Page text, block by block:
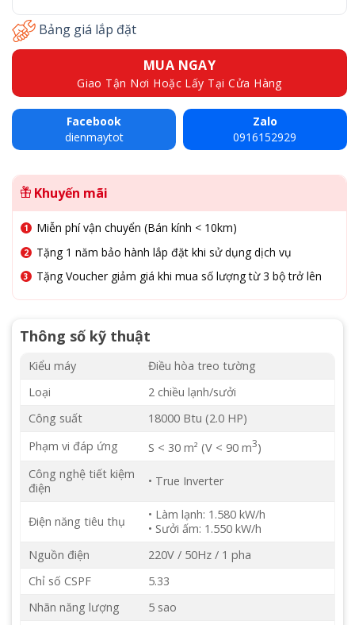
Bảng giá lắp đặt
MUA NGAY
Giao Tận Nơi Hoặc Lấy Tại Cửa Hàng
Facebook
dienmaytot
Zalo
0916152929
Khuyến mãi
Miễn phí vận chuyển (Bán kính < 10km)
Tặng 1 năm bảo hành lắp đặt khi sử dụng dịch vụ
Tặng Voucher giảm giá khi mua số lượng từ 3 bộ trở lên
Thông số kỹ thuật
Kiểu máy
Điều hòa treo tường
Loại
2 chiều lạnh/sưởi
Công suất
18000 Btu (2.0 HP)
Phạm vi đáp ứng
S < 30 m² (V < 90 m3)
Công nghệ tiết kiệm
điện
• True Inverter
Điện năng tiêu thụ
• Làm lạnh: 1.580 kW/h
• Sưởi ấm: 1.550 kW/h
Nguồn điện
220V / 50Hz / 1 pha
Chỉ số CSPF
5.33
Nhãn năng lượng
5 sao